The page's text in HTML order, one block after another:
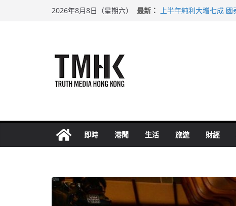
2026年8月8日（星期六） 最新：
上半年純利大增七成
即時 港聞 生活 旅遊 財經